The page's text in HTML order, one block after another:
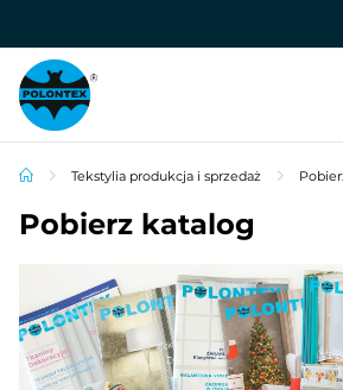
Tekstylia produkcja i sprzedaż
Pobierz katalog